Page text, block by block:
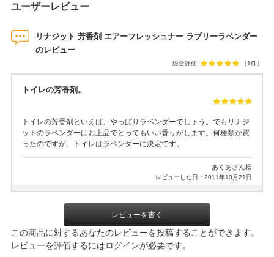
ユーザーレビュー
リナジット 芳香剤 エアーフレッシュナー ラブリーラベンダー
のレビュー
総合評価: （1件）
トイレの芳香剤。
トイレの芳香剤といえば、やっぱりラベンダーでしょう。でもリナジ
ットのラベンダーはお上品でとってもいい香りがします。何種類か買
ったのですが、トイレはラベンダーに決定です。
あくあさん様
レビューした日：2011年10月21日
レビューを書く
この商品に対するあなたのレビューを投稿することができます。
レビューを評価するにはログインが必要です。